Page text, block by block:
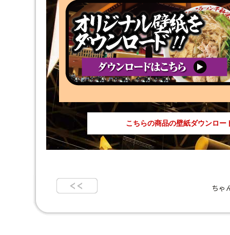
こちらの商品の壁紙ダウンロ
ちゃ